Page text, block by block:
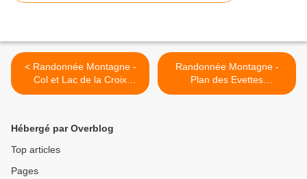
< Randonnée Montagne -
Col et Lac de la Croix
(Maurienne)
Randonnée Montagne -
Plan des Evettes
(Maurienne) >
Hébergé par Overblog
Top articles
Pages